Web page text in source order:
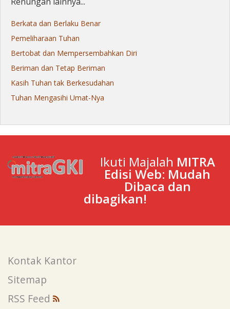
Berkata dan Berlaku Benar
Pemeliharaan Tuhan
Bertobat dan Mempersembahkan Diri
Beriman dan Tetap Beriman
Kasih Tuhan tak Berkesudahan
Tuhan Mengasihi Umat-Nya
Ikuti Majalah MITRA
Edisi Web: Mudah
Dibaca dan
dibagikan!
Kontak Kantor
Sitemap
RSS Feed